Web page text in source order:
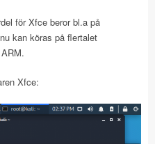
för Xfce beror bl.a på
kan köras på flertalet
Xfce: